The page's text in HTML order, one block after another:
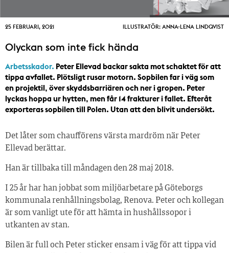
25 FEBRUARI, 2021 ILLUSTRATÖR: ANNA-LENA LINDQVIST
Olyckan som inte fick hända
Arbetsskador. Peter Ellevad backar sakta mot schaktet för att
tippa avfallet. Plötsligt rusar motorn. Sopbilen far i väg som
en projektil, över skyddsbarriären och ner i gropen. Peter
lyckas hoppa ur hytten, men får 14 frakturer i fallet. Efteråt
exporteras sopbilen till Polen. Utan att den blivit undersökt.
Det låter som chaufförens värsta mardröm när Peter
Ellevad berättar.
Han är tillbaka till måndagen den 28 maj 2018.
I 25 år har han jobbat som miljöarbetare på Göteborgs
kommunala renhållningsbolag, Renova. Peter och kollegan
är som vanligt ute för att hämta in hushållssopor i
utkanten av stan.
Bilen är full och Peter sticker ensam i väg för att tippa vid